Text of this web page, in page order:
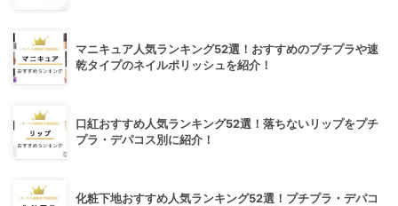
マニキュア人気ランキング52選！おすすめのプチプラや速
乾タイプのネイルポリッシュを紹介！
口紅おすすめ人気ランキング52選！落ちないリップをプチ
プラ・デパコス別に紹介！
化粧下地おすすめ人気ランキング52選！プチプラ・デパコ